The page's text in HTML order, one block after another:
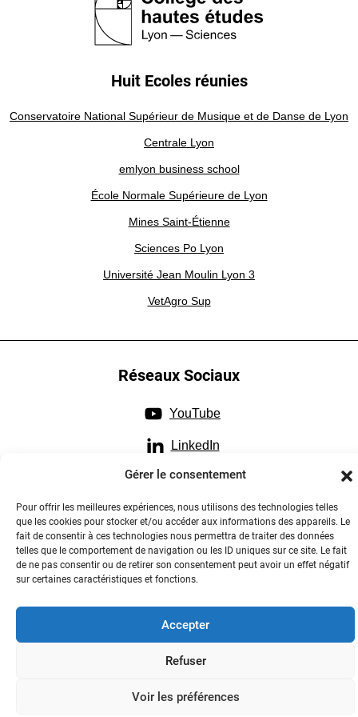
Gérer le consentement
Pour offrir les meilleures expériences, nous utilisons des technologies telles
que les cookies pour stocker et/ou accéder aux informations des appareils. Le
fait de consentir à ces technologies nous permettra de traiter des données
telles que le comportement de navigation ou les ID uniques sur ce site. Le fait
de ne pas consentir ou de retirer son consentement peut avoir un effet négatif
sur certaines caractéristiques et fonctions.
Accepter
Refuser
Voir les préférences
Huit Ecoles réunies
Conservatoire National Supérieur de Musique et de Danse de Lyon
Centrale Lyon
emlyon business school
École Normale Supérieure de Lyon
Mines Saint-Étienne
Sciences Po Lyon
Université Jean Moulin Lyon 3
VetAgro Sup
Réseaux Sociaux
YouTube
LinkedIn
Instagram
Contactez-nous
Collège des hautes études Lyon Sciences - Tout droits réservés